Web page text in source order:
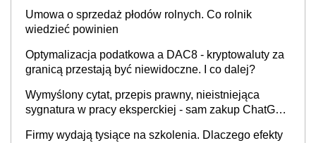
Umowa o sprzedaż płodów rolnych. Co rolnik
wiedzieć powinien
Optymalizacja podatkowa a DAC8 - kryptowaluty za
granicą przestają być niewidoczne. I co dalej?
Wymyślony cytat, przepis prawny, nieistniejąca
sygnatura w pracy eksperckiej - sam zakup ChatGPT
Firmy wydają tysiące na szkolenia. Dlaczego efekty